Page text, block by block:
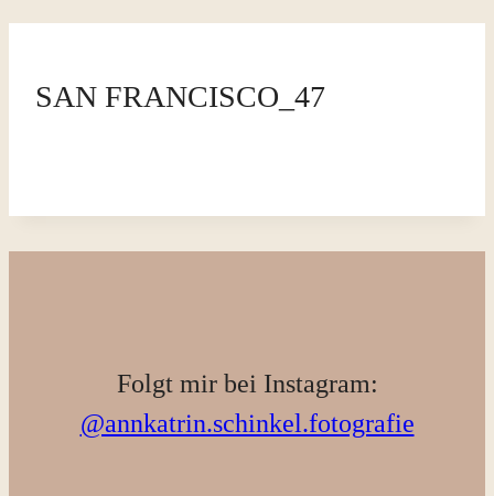
SAN FRANCISCO_47
Folgt mir bei Instagram:
@annkatrin.schinkel.fotografie